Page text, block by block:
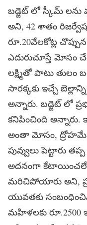
బడ్జెట్ లో స్కీమ్ లను
అని, 42 శాతం
రూ.20వేలకోట్ల
ఎదురుచూస్తే మోసం
లక్ష్మితో పాటు తులం
సారక్కకు ఇచ్చే
అన్నారు. బడ్జెట్ లో
కనిపించింది అన్నారు.
అంతా మోసం,
పువ్వులు పెట్టారు
అదనంగా
మరిచిపోయారు అని,
యువతకు
మహిళలకు